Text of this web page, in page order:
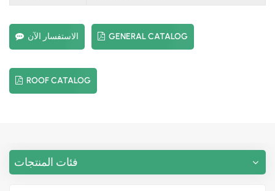
الاستفسار الآن GENERAL CATALOG
ROOF CATALOG
فئات المنتجات